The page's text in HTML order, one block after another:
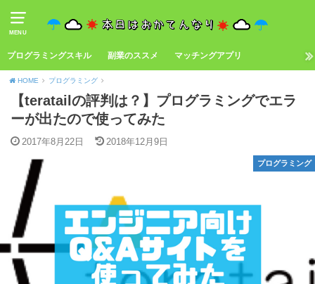
MENU
プログラミングスキル 副業のススメ マッチングアプリ
HOME プログラミング
【teratailの評判は？】プログラミングでエラ
ーが出たので使ってみた
2017年8月22日 2018年12月9日
プログラミング